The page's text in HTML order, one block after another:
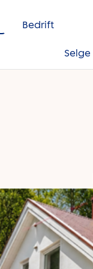
Bedrift
Selge